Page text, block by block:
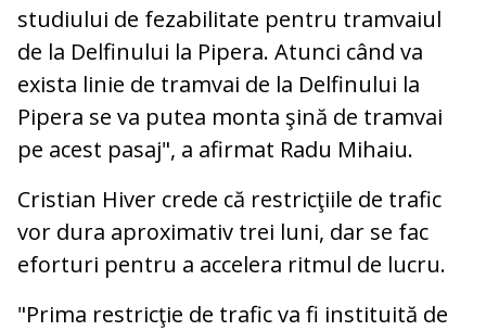
studiului de fezabilitate pentru tramvaiul
de la Delfinului la Pipera. Atunci când va
exista linie de tramvai de la Delfinului la
Pipera se va putea monta şină de tramvai
pe acest pasaj", a afirmat Radu Mihaiu.
Cristian Hiver crede că restricţiile de trafic
vor dura aproximativ trei luni, dar se fac
eforturi pentru a accelera ritmul de lucru.
"Prima restricţie de trafic va fi instituită de